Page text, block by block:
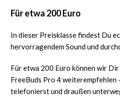
Für etwa 200 Euro
In dieser Preisklasse findest Du
hervorragendem Sound und
Für etwa 200 Euro können wir
FreeBuds Pro 4 weiterempfehlen
telefonierst und draußen